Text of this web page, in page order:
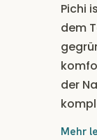
Pichi
dem
der
Mehr